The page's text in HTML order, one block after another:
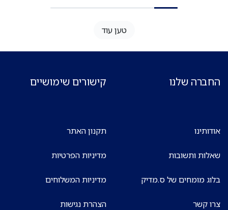
טען עוד
החברה שלנו
אודותינו
שאלות ותשובות
בלוג מומחים של ס.מדיק
צרו קשר
קישורים שימושיים
תקנון האתר
מדיניות הפרטיות
מדיניות המשלוחים
הצהרת נגישות